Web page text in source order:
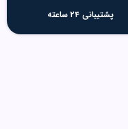
پشتیبانی ۲۴ ساعته